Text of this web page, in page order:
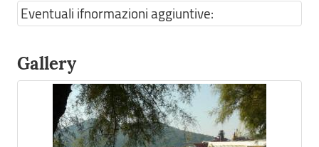
Eventuali ifnormazioni aggiuntive:
Gallery